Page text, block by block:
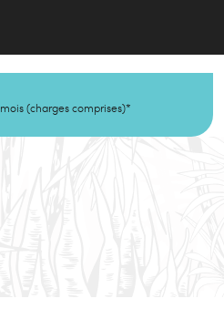
mois(charges comprises)*